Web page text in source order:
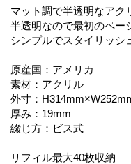
マット調で半透明なアク
半透明なので最初のペー
シンプルでスタイリッシ
原産国：アメリカ
素材：アクリル
外寸：
厚み：19mm
綴じ方：ビス式
リフィル最大40枚収納